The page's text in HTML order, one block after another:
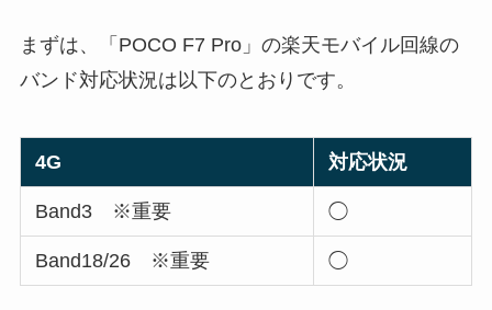
まずは、「POCO F7 Pro」の楽天モバイル回線の
バンド対応状況は以下のとおりです。
4G 対応状況
Band3 ※重要 ◯
Band18/26 ※重要 ◯